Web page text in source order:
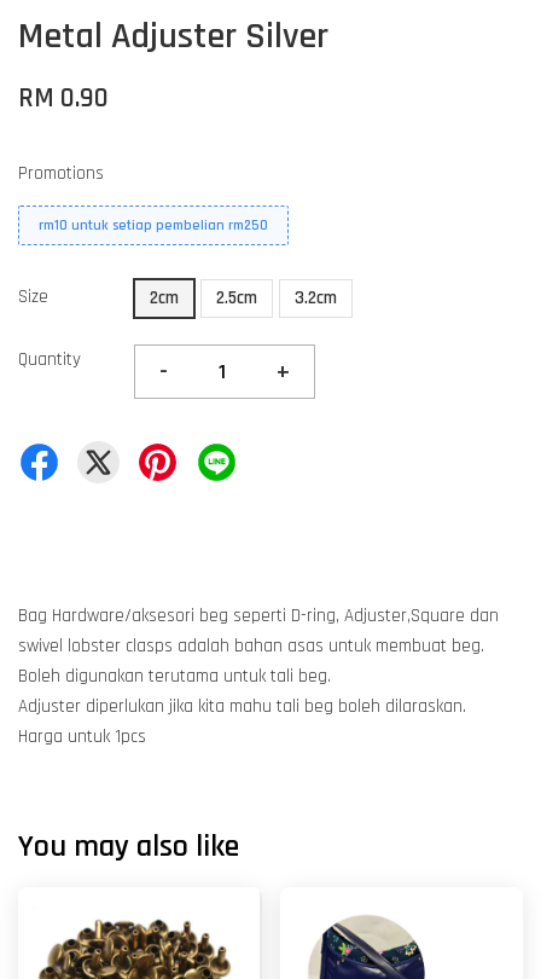
Metal Adjuster Silver
RM 0.90
Promotions
rm10 untuk setiap pembelian rm250
Size 2cm 2.5cm 3.2cm
Quantity - +
Bag Hardware/aksesori beg seperti D-ring, Adjuster,Square dan
swivel lobster clasps adalah bahan asas untuk membuat beg.
Boleh digunakan terutama untuk tali beg.
Adjuster diperlukan jika kita mahu tali beg boleh dilaraskan.
Harga untuk 1pcs
You may also like